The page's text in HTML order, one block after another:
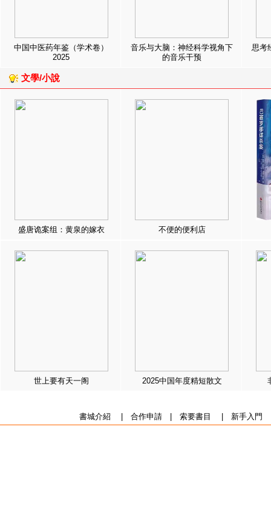
中国中医药年鉴（学术卷）
2025
音乐与大脑：神经科学视角下
的音乐干预
思考
文學/小說
盛唐诡案组：黄泉的嫁衣 不便的便利店
世上要有天一阁 2025中国年度精短散文
書城介紹 合作申請| 索要書目 新手入門